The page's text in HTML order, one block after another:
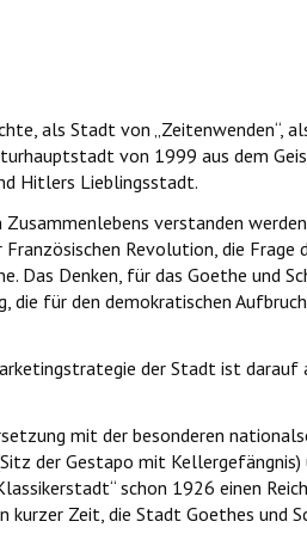
als Stadt von „Zeitenwenden“,
von 1999 aus dem
Hitlers Lieblingsstadt.
verstanden
Revolution, die Frage
Das Denken, für das Goethe und
die für den demokratischen
der Stadt ist darauf
mit der besonderen
der Gestapo mit
schon 1926 einen
Zeit, die Stadt Goethes und